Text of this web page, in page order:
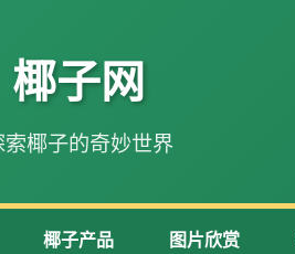
椰子网
索椰子的奇妙世界
椰子产品 图片欣赏